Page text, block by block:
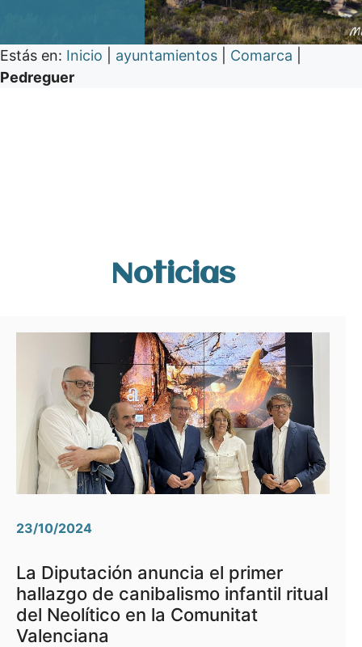
Estás en: Inicio ayuntamientos Comarca
Pedreguer
Noticias
23/10/2024
La Diputación anuncia el primer
hallazgo de canibalismo infantil ritual
del Neolítico en la Comunitat
Valenciana